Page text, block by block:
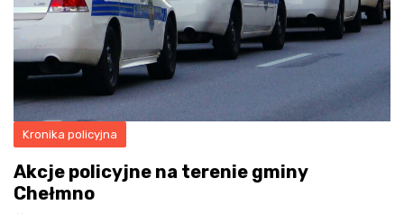
Kronika policyjna
Akcje policyjne na terenie gminy
Chełmno